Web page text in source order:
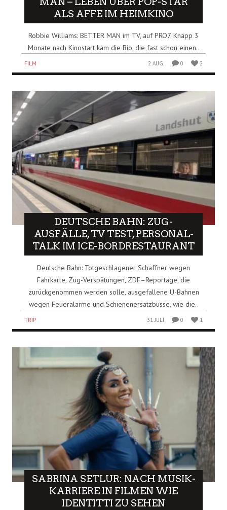
ALS AFFE IM HEIMKINO
Robbie Williams: BETTER MAN im TV, auf PRO7. Knapp 3
Monate nach Kinostart kam die Bio, die fast schon einen..
FILM 2 AUG. 0 2
DEUTSCHE BAHN: ZUG-
AUSFÄLLE, TV TEST, PERSONAL-
TALK IM ICE-BORDRESTAURANT
Deutsche Bahn: Totgeschlagener Schaffner wegen
Fahrkarte, Zug-Verspätungen, ZDF–Reportage, die
zurückgenommen werden solle, ausgefallene U-Bahnen
wegen Feueralarme und Schienenersatzbusse, wie die..
TRIP 31 JULI 0 1
SABRINA SETLUR: NACH MUSIK-
KARRIERE IN FILMEN WIE
IDENTITTI ZU SEHEN